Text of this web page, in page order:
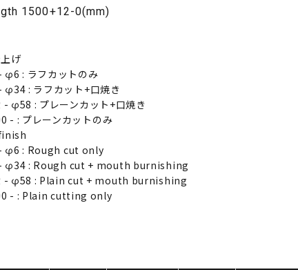
1500+12-0(mm)
げ
: ラフカットのみ
: ラフカット+口焼き
φ58 : プレーンカット+口焼き
- : プレーンカットのみ
: Rough cut only
: Rough cut + mouth burnishing
φ58 : Plain cut + mouth burnishing
- : Plain cutting only